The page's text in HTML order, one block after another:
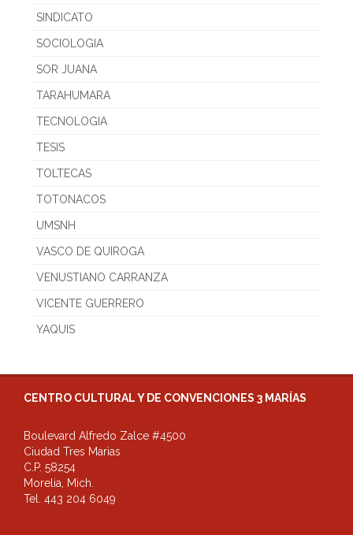
SINDICATO
SOCIOLOGIA
SOR JUANA
TARAHUMARA
TECNOLOGIA
TESIS
TOLTECAS
TOTONACOS
UMSNH
VASCO DE QUIROGA
VENUSTIANO CARRANZA
VICENTE GUERRERO
YAQUIS
CENTRO CULTURAL Y DE CONVENCIONES 3 MARÍAS
Boulevard Alfredo Zalce #4500
Ciudad Tres Marias
C.P. 58254
Morelia, Mich.
Tel. 443 204 6049